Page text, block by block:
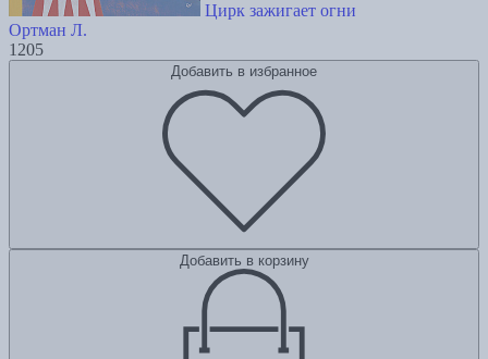
Цирк зажигает огни
Ортман Л.
1205
Добавить в избранное
Добавить в корзину